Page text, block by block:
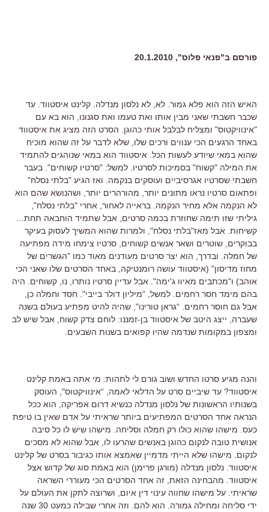
פורסם ב"פנאי פלוס", 20.1.2010
האיש הזה הוא פלא גמור. לא, לא נלסון מנדלה. קלינט איסטווד. עד
שכבר חשבתי שאני מבין אותו ואת טעמו ואת סגנונו, הוא בא עם
"אינוויקטוס" ומצליח לבלבל אותי כהוגן. הסרט הזה מציג את איסטווד
באחד הרגעים הכי ענווים ורכים שלו, שלא לדבר על זה שהוא מוכיח
שהוא במאי שיודע לעשות הכל. איסטווד הוא במאי שנוהגים להתמיד
את המילה "קשוח" בסמיכות לסרטיו. למשל: "סרטיו קשוחים". בעבר
חשבתי שסרטיו אגרסיביים ועוסקים בנקמה. ואז הגיע "בלתי נסלח"
ופתאום סרטיו נראו מתונים יותר, מהורהרים יותר, ושהנושא שהם הוא
לא הנקמה אלא מחיר הנקמה. בראייה לאחור, אחרי "בלתי נסלח",
גיליתי שזו תימה שחוזרת בכמה סרטים, אבל שתמיד הוחבאה תחת…
קשיחות. אבל מאז"בלתי נסלח", ולמרות שהוא המשיך לעסוק בעיקר
בבוקרים, שוטרים ושאר אנשים קשוחים, סרטיו צימחו מידה מפתיעה
של חמלה. ובדרך, הוא יצר סרטים מעודנים מאוד כמו "הגשרים של
מחוז מדיסון" (איסטווד עושה רומנטיקה, באחד הסרטים שלו שאני הכי
אוהב) ו"מכתבים מאיוו ג'ימה". אבל עדיין סרטיו נותרו, נו, קשוחים. היה
בהם מימד חסר רחמים. למשל, “מיליון דולר בייבי". חסד וחמלה כן,
אבל גם חוסר רחמים. “גראן טורינו", שהיה להיט מפתיע בעולם בשנה
שעברה, ייצג היטב של איסטווד בן-זמננו: לוחם צדק קשוח, אבל שיש לב
ומצפון במקומות שנדמה שהיו קפואים בשנות השבעים.
והנה מגיע סרטו החדש ושוב גורם לי לתהות: מי אתה באמת קלינט
איסטווד? עד שיביים סרט על הדלאי לאמה, “אינוויקטוס", העוסק
בשנותיו הראשונות של נלסון מנדלה כנשיא דרום אפריקה, הוא ככל
הנראה אחד הסרטים המפתיעים ביותר שראיתי על אדם שאין בו טיפת
כעס. מישהו שהוא כולו רק חמלה וסליחה. מישהו שיש לו כל סיבה
אנושית טובה לנקום כהוגן באנשים שהרעו לו, אבל שהוא לא מסכים
לנקום. מישהו שלא הייתי מדמיין שאמצא אותו כגיבור בסרט של קלינט
איסטווד. נלסון מנדלה (מורגן פרימן) הוא באמת סוג של קדוש אצל
איסטווד. מהבחינה הזאת, זה אחד הסרטים הכי מעוררי השראה
שראיתי. על מישהו שחווה עינוי דין איום, ושרוצה לתקן את העולם על
ידי סליחה ומחילה גמורה. הוא להם. וזה אחרי שבילה כמעט 30 שנה